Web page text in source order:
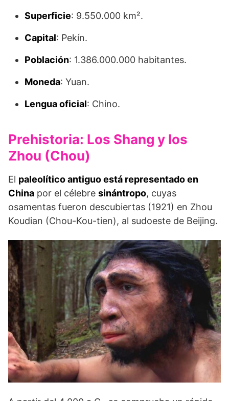
Superficie: 9.550.000 km².
Capital: Pekín.
Población: 1.386.000.000 habitantes.
Moneda: Yuan.
Lengua oficial: Chino.
Prehistoria: Los Shang y los
Zhou (Chou)
El paleolítico antiguo está representado en
China por el célebre sinántropo, cuyas
osamentas fueron descubiertas (1921) en Zhou
Koudian (Chou-Kou-tien), al sudoeste de Beijing.